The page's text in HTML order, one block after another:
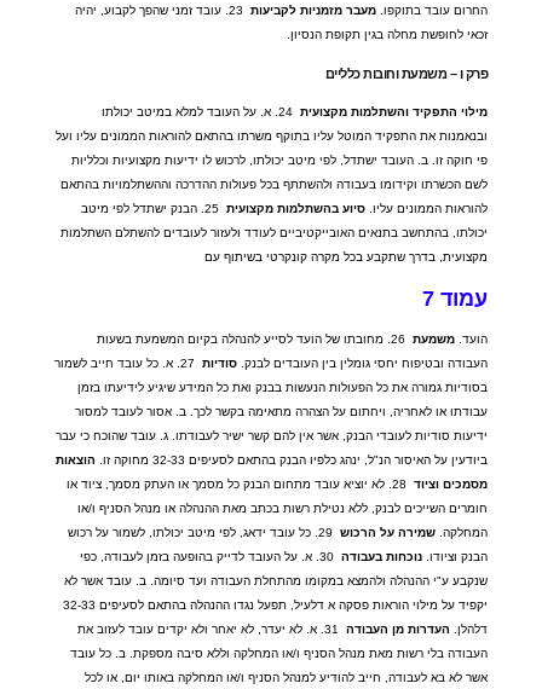
החרום עובד בתוקפו מעבר מזמניות לקביעות 23. עובד זמני שהפך לקבוע
יהיה
זכאי לחופשת מחלה בגין תקופת הנסיון
פרק ו –משמעת וחובות כלליים
מילוי התפקיד והשתלמות מקצועית 24. א על העובד למלא במיטב יכולתו
ובנאמנות את התפקיד המוטל עליו בתוקף משרתו בהתאם להוראות הממונים עליו ועל
פי חוקה זו
ב העובד ישתדל לפי מיטב יכולתו לרכוש לו ידיעות מקצועיות וכלליות
לשם הכשרתו וקידומו בעבודה ולהשתתף בכל פעולות ההדרכה וההשתלמויות בהתאם
להוראות הממונים עליו סיוע בהשתלמות מקצועית 25. הבנק ישתדל לפי מיטב
יכולתו
בהתחשב בתנאים האובייקטיביים לעודד ולעזור לעובדים להשתלם השתלמות
מקצועית
בדרך שתקבע בכל מקרה קונקרטי בשיתוף עם
עמוד
הועד משמעת 26.
מחובתו של הועד לסייע להנהלה בקיום המשמעת בשעות
העבודה ובטיפוח יחסי גומלין בין העובדים לבנק סודיות 27. א כל עובד חייב לשמור
בסודיות גמורה את כל הפעולות הנעשות בבנק ואת כל המידע שיגיע לידיעתו בזמן
עבודתו או לאחריה
ויחתום על הצהרה מתאימה בקשר לכך ב אסור לעובד למסור
ידיעות סודיות לעובדי הבנק אשר אין להם קשר ישיר לעבודתו ג עובד שהוכח כי עבר
ביודעין על האיסור הנ"ל ינהג כלפיו הבנק בהתאם לסעיפים מחוקה זו
הוצאות
מסמכים וציוד 28. לא יוציא עובד מתחום הבנק כל מסמך או העתק מסמך ציוד או
חומרים השייכים לבנק ללא נטילת רשות בכתב מאת ההנהלה או מנהל הסניף ו/או
המחלקה שמירה על הרכוש 29. כל עובד ידאג לפי מיטב יכולתו לשמור על רכוש
הבנק וציודו נוכחות בעבודה 30. א על העובד לדייק בהופעה בזמן לעבודה כפי
שנקבע ע"י ההנהלה ולהמצא במקומו מהתחלת העבודה ועד סיומה ב עובד אשר לא
יקפיד על מילוי הוראות פסקה א דלעיל תפעל נגדו ההנהלה בהתאם לסעיפים
דלהלן
העדרות מן העבודה 31. א לא יעדר לא יאחר ולא יקדים עובד לעזוב את
העבודה בלי רשות מאת מנהל הסניף ו/או המחלקה וללא סיבה מספקת ב כל עובד
אשר לא בא לעבודה
חייב להודיע למנהל הסניף ו/או המחלקה באותו יום או לכל